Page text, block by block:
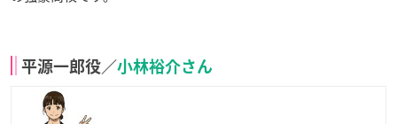
平源一郎役／小林裕介さん